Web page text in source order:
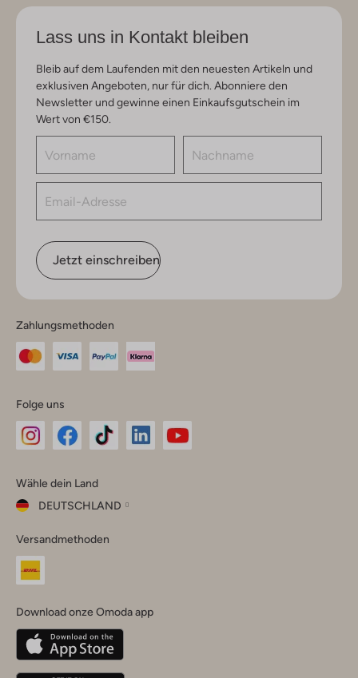
Lass uns in Kontakt bleiben
Bleib auf dem Laufenden mit den neuesten Artikeln und
exklusiven Angeboten, nur für dich. Abonniere den
Newsletter und gewinne einen Einkaufsgutschein im
Wert von €150.
Jetzt einschreiben
Zahlungsmethoden
Folge uns
Instagram
Facebook
TikTok
Wähle dein Land
DEUTSCHLAND
dein
Land
Belgique(Français)
Deutschland
Versandmethoden
Download onze Omoda app